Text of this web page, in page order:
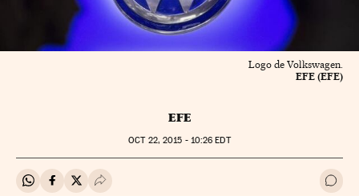
Logo de Volkswagen.
EFE (EFE)
EFE
OCT22, 2015 - 10:26 EDT
Compartir en Whatsapp
Compartir en Facebook
Compartir en Twitter
Desplegar Redes Sociales Ir a